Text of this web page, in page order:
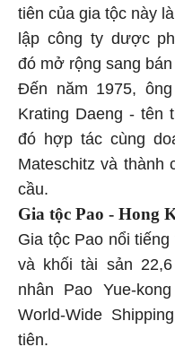
tiên của gia tộc này
lập công ty dược
đó mở rộng sang bán
Đến năm 1975,
Krating Daeng - tên
đó hợp tác cùng
Mateschitz và thành
cầu.
Gia tộc Pao - Hong
Gia tộc Pao nổi
và khối tài sản
nhân Pao Yue-
World-Wide
tiên.